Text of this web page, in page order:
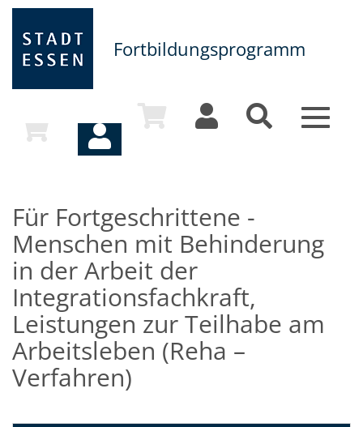
Fortbildungsprogramm
Toggle
Für Fortgeschrittene -
Menschen mit Behinderung
in der Arbeit der
Integrationsfachkraft,
Leistungen zur Teilhabe am
Arbeitsleben (Reha –
Verfahren)